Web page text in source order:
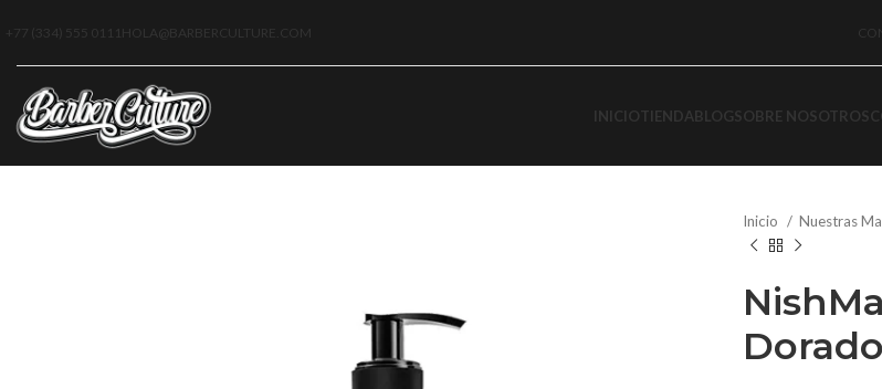
+77 (334) 555 0111 HOLA@BARBERCULTURE.COM
INICIOTIENDABLOGSOBRE NOSOTROS
Inicio Nuestras